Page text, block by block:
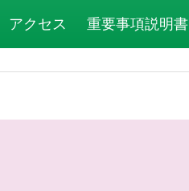
アクセス 重要事項説明書